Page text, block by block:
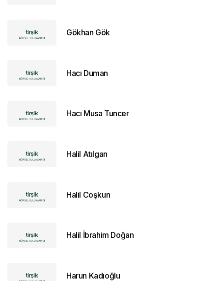
Gökhan Gök
Hacı Duman
Hacı Musa Tuncer
Halil Atılgan
Halil Coşkun
Halil İbrahim Doğan
Harun Kadıoğlu